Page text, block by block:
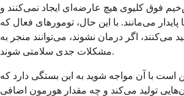
فوق کلیوی هیچ عارضه‌ای ایجاد نمی‌کنند و
می‌مانند. با این حال، تومورهای فعال که
می‌کنند، اگر درمان نشوند، می‌توانند منجر به
مشکلات جدی سلامتی شوند.
با آن مواجه شوید به این بستگی دارد که
تولید می‌کند و چه مقدار هورمون اضافی